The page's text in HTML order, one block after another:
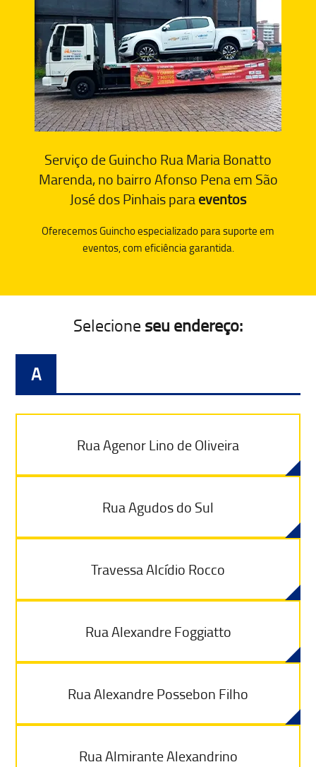
Serviço de Guincho Rua Maria Bonatto
Marenda, no bairro Afonso Pena em São
José dos Pinhais paraeventos
Oferecemos Guincho especializado para suporte em
eventos, com eficiência garantida.
Selecione seu endereço:
A
Rua Agenor Lino de Oliveira
Rua Agudos do Sul
Travessa Alcídio Rocco
Rua Alexandre Foggiatto
Rua Alexandre Possebon Filho
Rua Almirante Alexandrino